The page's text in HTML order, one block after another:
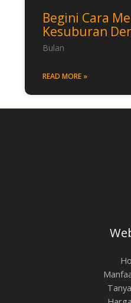
Begini Cara
Kesuburan
Bulan
READ MORE »